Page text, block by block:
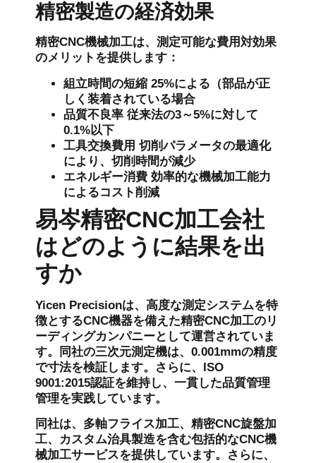
精密製造の経済効果
精密CNC機械加工は、測定可能な費用対効果
のメリットを提供します：
組立時間の短縮 25%による（部品が正
しく装着されている場合
品質不良率 従来法の3～5%に対して
0.1%以下
工具交換費用 切削パラメータの最適化
により、切削時間が減少
エネルギー消費 効率的な機械加工能力
によるコスト削減
易岑精密CNC加工会社
はどのように結果を出
すか
Yicen Precisionは、高度な測定システムを特
徴とするCNC機器を備えた精密CNC加工のリ
ーディングカンパニーとして運営されていま
す。同社の三次元測定機は、0.001mmの精度
で寸法を検証します。さらに、ISO
9001:2015認証を維持し、一貫した品質管理
管理を実践しています。
同社は、多軸フライス加工、精密CNC旋盤加
工、カスタム治具製造を含む包括的なCNC機
械加工サービスを提供しています。さらに、